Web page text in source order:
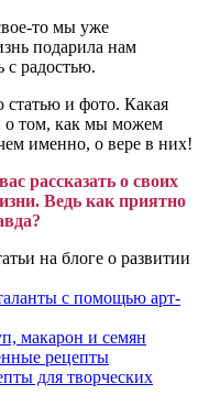
то мы уже
подарила нам
с радостью.
статью и фото. Какая
о том, как мы можем
именно, о вере в них!
рассказать о своих
Ведь как приятно
на блоге о развитии
с помощью арт-
макарон и семян
рецепты
для творческих